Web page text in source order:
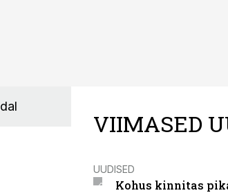
VIIMASED
UUDISED
Kohus kinnitas